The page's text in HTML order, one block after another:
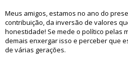
Meus amigos, estamos no ano do
contribuição, da inversão de valores
honestidade! Se mede o político pelas
demais enxergar isso e perceber que
de várias gerações.